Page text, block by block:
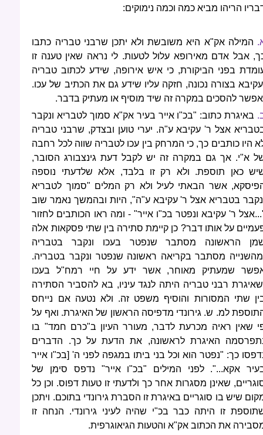
הריהו מביא כמה וכמה נימוקים:
המילה אק"א היא משובשת ולא יתכן שרבני טבריה כתבו
אבל אדם מאירופא עלול לטעות. לי נראה שאין טענה זו
בפני הביקורת, כי איש אירופה, שידע לכתוב טבריה
בצורה נכונה, חזקה עליו שידע גם את הכתיב של עכו.
להסכים במקרה זה שיד מוסיף או מעתיק בדבר.
באיגרת כתוב: "בכ"ו אייר בעיר אק"א סמוך לטבריא ונקבר
אצל ר' עקיבא ע"ה. יערי טוען ובצדק, שרבני טבריה
היו כותבים כך, כי המרחק בין עכו לטבריה שווה לכל רחבה
א"י. אך גם במקרה זה יש לקבל דעת גינצבורג הסובר,
כאן תוספת. ולא רק זו בלבד, אלא שלדעתי נוספה
אשר הבאתי לעיל ולא רק המלים "סמוך לטבריא
בטבריא אצל ר' עקיבא ע"ה", היות ובהמשך נאמר שוב
ר' עקיבא ונפטר בכ"ו אייר" - ומה ראו הכותבים לחזור
על אותו דבר? כן קיימת סתירה בין שתי פסקאות אלה
הראשונה מסתבר שנפטר בעכו ונקבר בטבריה
מסתבר בקריאה ראשונה שנפטר ונקבר בטבריה.
שמעתיק מאוחר, אשר ידע על חיי רמח"ל בעכו
רבני טבריה היתה לנגד עיניו, בא להסביר הסתירה
שתי המסורות והוסיף משפט זה. ולא נטעה אם נייחס
למ. ש. גירונדי מדפיסה הראשון של האיגרת. ואף על
שאין ראיה מכרעת לדבר, מעורר העיון ב"כרם חמד" בו
האיגרת לראשונה, את הדעת על כך. הדברים
כך: "נפטר הוא וכל בני ביתו במגפה לפני ה' [בכ"ו אייר
אקא...". לפני המילים "בכ"ו אייר" נדפס סימן של
שאינן מסגרות אחר כך ולדעתי זו טעות דפוס. וכן כל
שיש בו סוגריים באיגרת זו הסברת גירונדי בתוכם. ויתכן
זו היתה כבר בכ"י שהיה לעיני גירונדי. הנחה זו
את הכתוב אק"א והטעות הגיאוגרפית.